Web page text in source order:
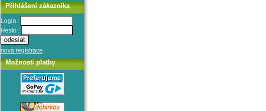
Přihlášení zákazníka
Login :
Heslo :
nová registrace
Možnosti platby